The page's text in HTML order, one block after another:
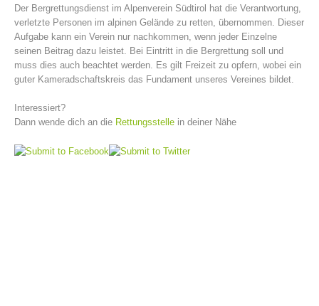
Der Bergrettungsdienst im Alpenverein Südtirol hat die Verantwortung,
verletzte Personen im alpinen Gelände zu retten, übernommen. Dieser
Aufgabe kann ein Verein nur nachkommen, wenn jeder Einzelne
seinen Beitrag dazu leistet. Bei Eintritt in die Bergrettung soll und
muss dies auch beachtet werden. Es gilt Freizeit zu opfern, wobei ein
guter Kameradschaftskreis das Fundament unseres Vereines bildet.
Interessiert?
Dann wende dich an die Rettungsstelle in deiner Nähe